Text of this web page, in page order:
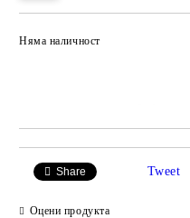
Няма наличност
Share Tweet
Оцени продукта